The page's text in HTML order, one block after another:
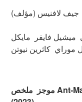
جيف لافنيس (مؤلف)
ميشيل فايفر مايكل
موجز ملخص Ant-Man and the Wasp: Quantumania